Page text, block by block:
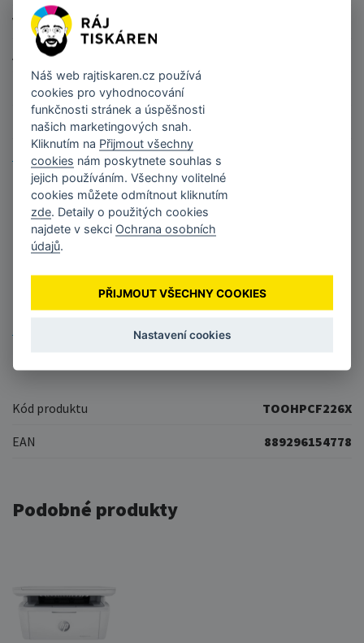
Výtěžnost náplně
AC PLUS
Barva náplně
Tisková technologie
Zobrazit více (1)
Určeno pro tiskárny
HP LASERJET PRO 400 M402DNE
Kód produktu TOOHPCF226X
EAN 889296154778
Podobné produkty
Náš web rajtiskaren.cz používá
cookies pro vyhodnocování
funkčnosti stránek a úspěšnosti
našich marketingových snah.
Kliknutím na Přijmout všechny
cookies nám poskytnete souhlas s
jejich používáním. Všechny volitelné
cookies můžete odmítnout kliknutím
zde. Detaily o použitých cookies
najdete v sekci Ochrana osobních
údajů.
PŘIJMOUT VŠECHNY COOKIES
Nastavení cookies